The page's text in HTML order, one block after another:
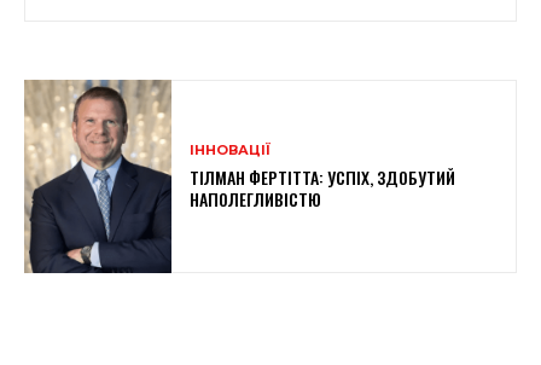
ІННОВАЦІЇ
ТІЛМАН ФЕРТІТТА: УСПІХ, ЗДОБУТИЙ
НАПОЛЕГЛИВІСТЮ